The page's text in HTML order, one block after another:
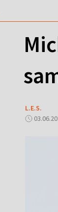
L.E.S.